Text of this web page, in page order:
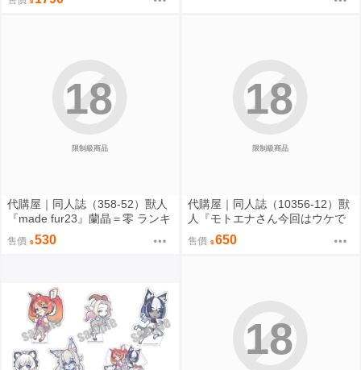
套組附特典 0816
限制級商品
18
代購屋｜同人誌（358-52）獸人
『made fur23』蘭晶＝零 ランキ
チ 096
售價 530
限制級商品
18
代購屋｜同人誌（10356-12）獸
人『モトエナさん今回はウケで
お願いします！！』まだら模様
まんだら亭
售價 650
18